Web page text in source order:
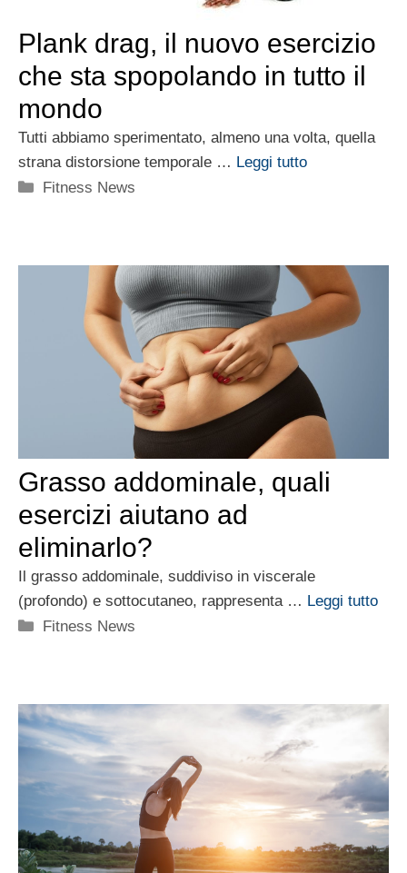
Plank drag, il nuovo esercizio
che sta spopolando in tutto il
mondo
Tutti abbiamo sperimentato, almeno una volta, quella
strana distorsione temporale … Leggi tutto
Categorie
Fitness News
Grasso addominale, quali
esercizi aiutano ad
eliminarlo?
Il grasso addominale, suddiviso in viscerale
(profondo) e sottocutaneo, rappresenta … Leggi tutto
Categorie
Fitness News